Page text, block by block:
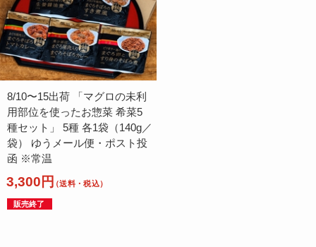
8/10〜15出荷 「マグロの未利
用部位を使ったお惣菜 希菜5
種セット」 5種 各1袋（140g／
袋） ゆうメール便・ポスト投
函 ※常温
3,300円（送料・税込）
販売終了